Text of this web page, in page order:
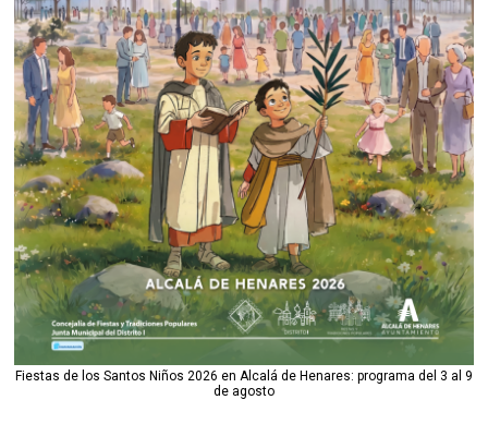
Fiestas de los Santos Niños 2026 en Alcalá de Henares: programa del 3 al 9
de agosto